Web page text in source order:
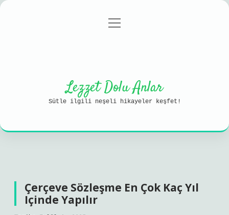
Gizlilik Politikası
menüyü
Lezzet Dolu Anlar
Sütle ilgili neşeli hikayeler keşfet!
Çerçeve Sözleşme En Çok Kaç Yıl
Içinde Yapılır